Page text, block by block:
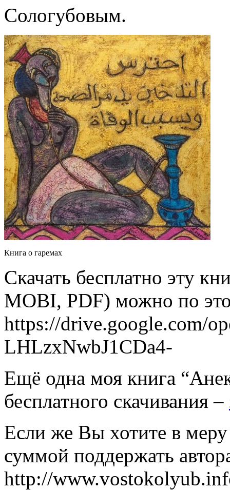
Сологубовым.
Книга о гаремах
Скачать бесплатно эту
MOBI, PDF) можно по
https://drive.google.com/
LHLzxNwbJ1CDa4-
Ещё одна моя книга
бесплатного скачивания –
Если же Вы хотите в
суммой поддержать
http://